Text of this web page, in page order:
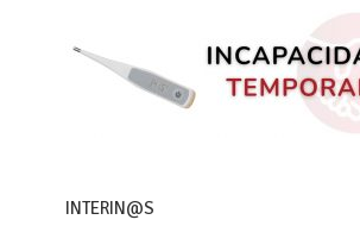
INTERIN@S